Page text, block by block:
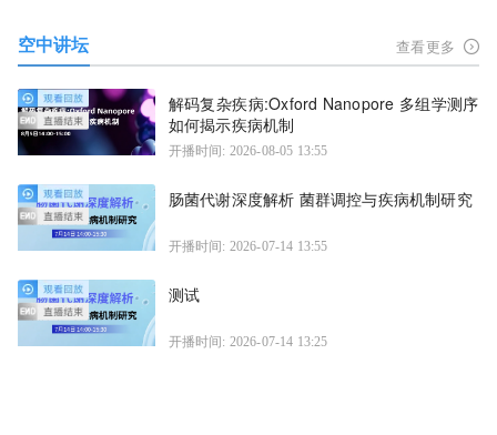
空中讲坛 查看更多
解码复杂疾病:Oxford Nanopore 多组学测序
如何揭示疾病机制
开播时间: 2026-08-05 13:55
肠菌代谢深度解析 菌群调控与疾病机制研究
开播时间: 2026-07-14 13:55
测试
开播时间: 2026-07-14 13:25